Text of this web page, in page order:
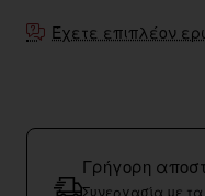
Έχετε επιπλέον
Γρήγορη
Συνεργασία με